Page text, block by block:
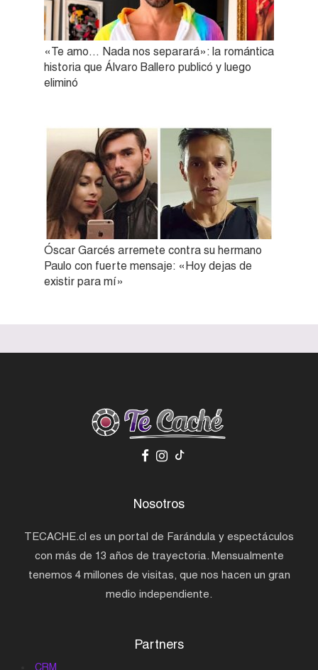
«Te amo… Nada nos separará»: la romántica
historia que Álvaro Ballero publicó y luego
eliminó
Óscar Garcés arremete contra su hermano
Paulo con fuerte mensaje: «Hoy dejas de
existir para mí»
Nosotros
TECACHE.cl es un portal de Farándula y espectáculos
con más de 13 años de trayectoria. Mensualmente
tenemos 4 millones de visitas, que nos hacen un gran
medio independiente.
Partners
CRM